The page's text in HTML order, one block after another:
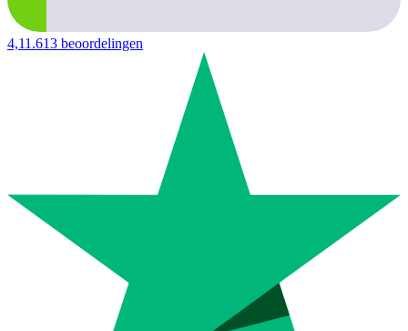
4,11.613 beoordelingen